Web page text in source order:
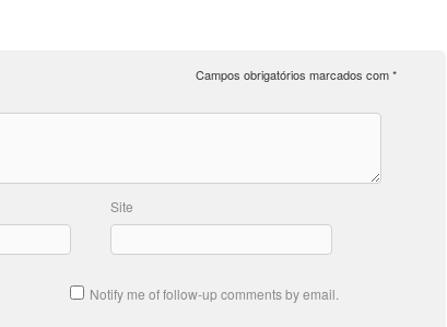
Campos obrigatórios marcados com*
Site
Notify me of follow-up comments by email.